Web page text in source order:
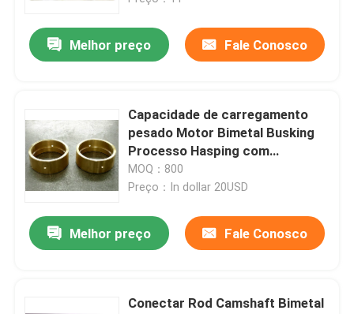
Fale Conosco
Peças de motor diesel
rolamento de motor diesel
Pino do pistão do motor
Melhor preço Fale Conosco
Capacidade de carregamento
pesado Motor Bimetal Busking
Processo Hasping com
revestimento de zinco
MOQ：800
Preço：In dollar 20USD
Melhor preço Fale Conosco
Conectar Rod Camshaft Bimetal